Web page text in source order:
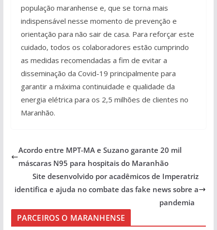
população maranhense e, que se torna mais
indispensável nesse momento de prevenção e
orientação para não sair de casa. Para reforçar este
cuidado, todos os colaboradores estão cumprindo
as medidas recomendadas a fim de evitar a
disseminação da Covid-19 principalmente para
garantir a máxima continuidade e qualidade da
energia elétrica para os 2,5 milhões de clientes no
Maranhão.
Acordo entre MPT-MA e Suzano garante 20 mil
máscaras N95 para hospitais do Maranhão
Site desenvolvido por acadêmicos de Imperatriz
identifica e ajuda no combate das fake news sobre a
pandemia
PARCEIROS O MARANHENSE